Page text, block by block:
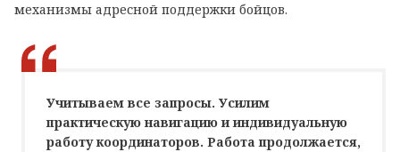
механизмы адресной поддержки бойцов.
Учитываем все запросы. Усилим
практическую навигацию и индивидуальную
работу координаторов. Работа продолжается,